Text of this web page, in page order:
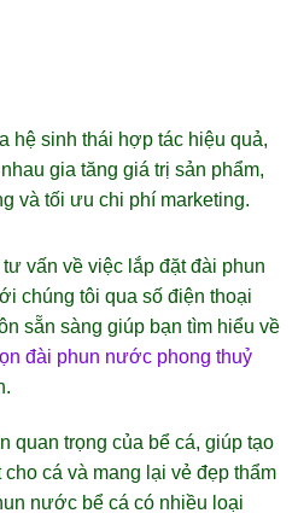
hệ sinh thái hợp tác hiệu quả,
gia tăng giá trị sản phẩm,
và tối ưu chi phí marketing.
vấn về việc lắp đặt đài phun
chúng tôi qua số điện thoại
sẵn sàng giúp bạn tìm hiểu về
đài phun nước phong thuỷ
quan trọng của bể cá, giúp tạo
cá và mang lại vẻ đẹp thẩm
nước bể cá có nhiều loại